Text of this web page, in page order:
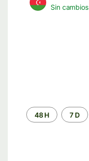
Sin cambios
Periodo48 H 7 D